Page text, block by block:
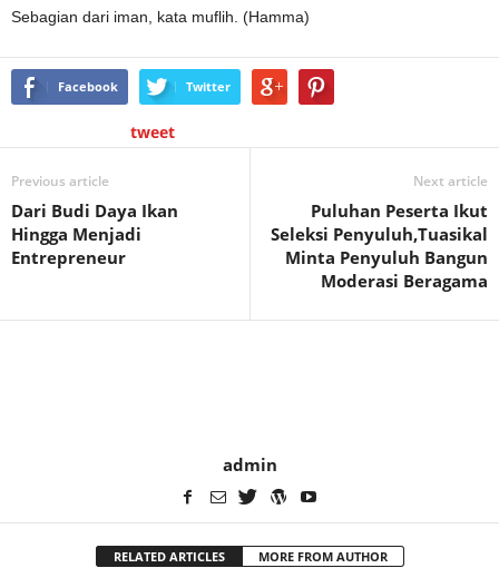
Sebagian dari iman, kata muflih. (Hamma)
Facebook Twitter
tweet
Previous article
Dari Budi Daya Ikan
Hingga Menjadi
Entrepreneur
Next article
Puluhan Peserta Ikut
Seleksi Penyuluh,Tuasikal
Minta Penyuluh Bangun
Moderasi Beragama
admin
RELATED ARTICLES MORE FROM AUTHOR